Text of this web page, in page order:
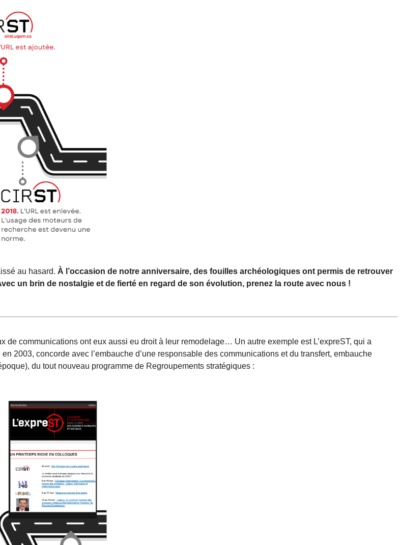
au hasard. À l’occasion de notre anniversaire, des fouilles archéologiques ont permis de retrouver
un brin de nostalgie et de fierté en regard de son évolution, prenez la route avec nous !
de communications ont eux aussi eu droit à leur remodelage… Un autre exemple est L’expreST, qui a
2003, concorde avec l’embauche d’une responsable des communications et du transfert, embauche
du tout nouveau programme de Regroupements stratégiques :